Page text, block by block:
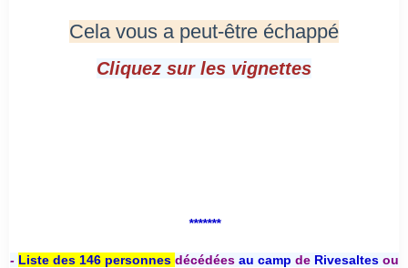
Cela vous a peut-être échappé
Cliquez sur les vignettes
*******
- Liste des 146 personnes décédées au camp deRivesaltesou